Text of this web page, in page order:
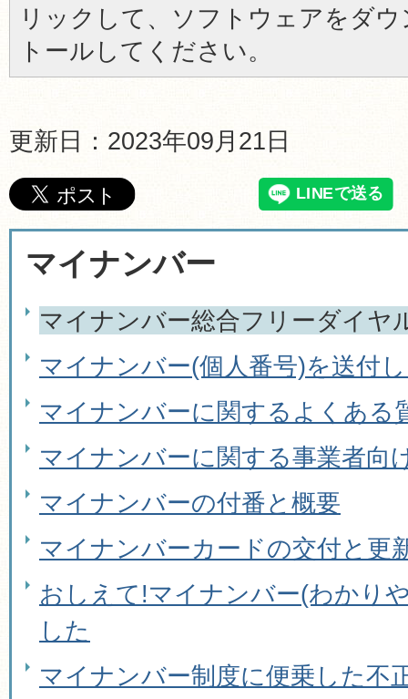
リックして、ソフトウェアをダ
トールしてください。
更新日：2023年09月21日
マイナンバー
マイナンバー総合フリーダイヤ
マイナンバー(個人番号)を送付
マイナンバーに関するよくある
マイナンバーに関する事業者向
マイナンバーの付番と概要
マイナンバーカードの交付と更
おしえて!マイナンバー(わかり
した
マイナンバー制度に便乗した不